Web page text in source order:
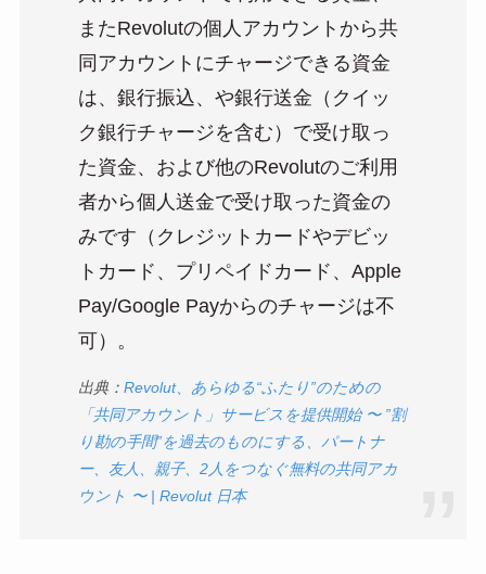
またRevolutの個人アカウントから共
同アカウントにチャージできる資金
は、銀行振込、や銀行送金（クイッ
ク銀行チャージを含む）で受け取っ
た資金、および他のRevolutのご利用
者から個人送金で受け取った資金の
みです（クレジットカードやデビッ
トカード、プリペイドカード、Apple
Pay/Google Payからのチャージは不
可）。
出典： Revolut、あらゆる“ふたり”のための
「共同アカウント」サービスを提供開始 〜 ”割
り勘の手間”を過去のものにする、パートナ
ー、友人、親子、2人をつなぐ無料の共同アカ
ウント 〜 | Revolut 日本